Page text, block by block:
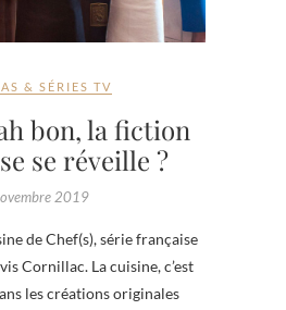
& SÉRIES TV
bon, la fiction
se réveille ?
2019
de Chef(s), série française
Cornillac. La cuisine, c’est
les créations originales